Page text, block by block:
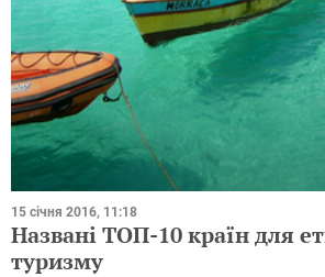
15 січня 2016, 11:18
Названі ТОП-10 країн для
туризму